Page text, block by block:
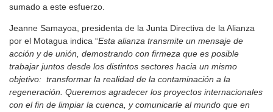
sumado a este esfuerzo.
Jeanne Samayoa, presidenta de la Junta Directiva de la Alianza
por el Motagua indica “Esta alianza transmite un mensaje de
acción y de unión, demostrando con firmeza que es posible
trabajar juntos desde los distintos sectores hacia un mismo
objetivo: transformar la realidad de la contaminación a la
regeneración. Queremos agradecer los proyectos internacionales
con el fin de limpiar la cuenca, y comunicarle al mundo que en